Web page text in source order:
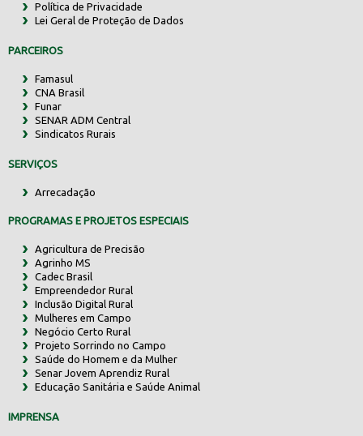
Política de Privacidade
Lei Geral de Proteção de Dados
PARCEIROS
Famasul
CNA Brasil
Funar
SENAR ADM Central
Sindicatos Rurais
SERVIÇOS
Arrecadação
PROGRAMAS E PROJETOS ESPECIAIS
Agricultura de Precisão
Agrinho MS
Cadec Brasil
Empreendedor Rural
Inclusão Digital Rural
Mulheres em Campo
Negócio Certo Rural
Projeto Sorrindo no Campo
Saúde do Homem e da Mulher
Senar Jovem Aprendiz Rural
Educação Sanitária e Saúde Animal
IMPRENSA